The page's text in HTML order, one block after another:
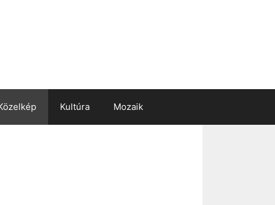
Kultúra Mozaik